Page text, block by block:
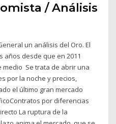
/ Análisis
un análisis del Oro. El
años desde que en 2011
medio Se trata de abrir una
por la noche y precios,
el último gran mercado
por diferencias
La ruptura de la